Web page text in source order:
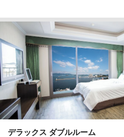
デラックス ダブルルーム